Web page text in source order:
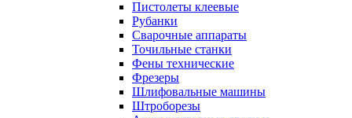
Пистолеты клеевые
Рубанки
Сварочные аппараты
Точильные станки
Фены технические
Фрезеры
Шлифовальные машины
Штроборезы